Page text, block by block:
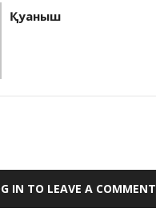
Қуаныш
IN TO LEAVE A COMMENT